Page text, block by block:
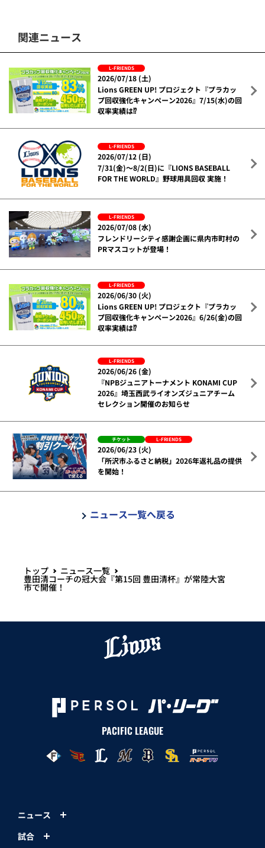
関連ニュース
L-FRIENDS
2026/07/18 (土)
Lions GREEN UP! プロジェクト『プラカッ
プ回収強化キャンペーン2026』7/15(水)の回
収率実績は⁉
L-FRIENDS
2026/07/12 (日)
7/31(金)～8/2(日)に『LIONS BASEBALL
FOR THE WORLD』野球用具回収 実施！
L-FRIENDS
2026/07/08 (水)
フレンドリーシティ感謝企画に県内市町村の
PRマスコットが登場！
L-FRIENDS
2026/06/30 (火)
Lions GREEN UP! プロジェクト『プラカッ
プ回収強化キャンペーン2026』6/26(金)の回
収率実績は⁉
L-FRIENDS
2026/06/26 (金)
『NPBジュニアトーナメント KONAMI CUP
2026』埼玉西武ライオンズジュニアチーム
セレクション開催のお知らせ
チケット L-FRIENDS
2026/06/23 (火)
「所沢市ふるさと納税」2026年返礼品の提供
を開始！
ニュース一覧へ戻る
トップ ニュース一覧
豊田清コーチの冠大会『第15回 豊田清杯』が常陸大宮
市で開催！
PACIFIC LEAGUE
ニュース
試合